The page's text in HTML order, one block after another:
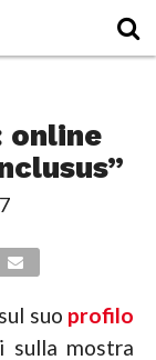
online
suo profilo
sulla mostra